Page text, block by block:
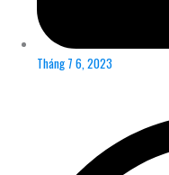
Tháng 7 6, 2023